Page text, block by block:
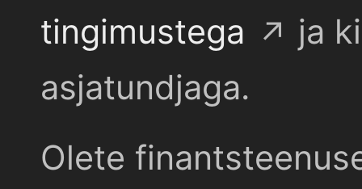
tingimustega
ja
asjatundjaga.
Olete